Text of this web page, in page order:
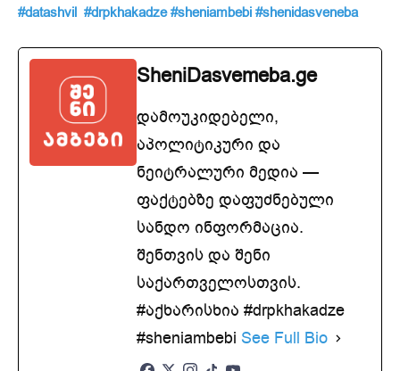
#datashvil #drpkhakadze #sheniambebi #shenidasveneba
SheniDasvemeba.ge
დამოუკიდებელი,
აპოლიტიკური და
ნეიტრალური მედია —
ფაქტებზე დაფუძნებული
სანდო ინფორმაცია.
შენთვის და შენი
საქართველოსთვის.
#აქხარისხია #drpkhakadze
#sheniambebi See Full Bio